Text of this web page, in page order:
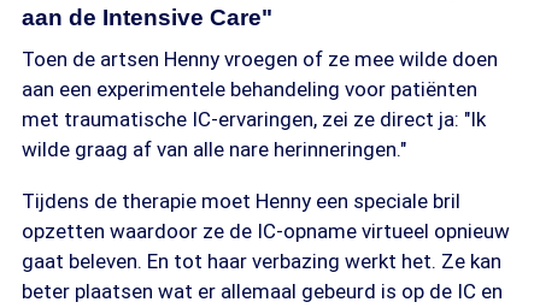
aan de Intensive Care"
Toen de artsen Henny vroegen of ze mee wilde doen
aan een experimentele behandeling voor patiënten
met traumatische IC-ervaringen, zei ze direct ja: "Ik
wilde graag af van alle nare herinneringen."
Tijdens de therapie moet Henny een speciale bril
opzetten waardoor ze de IC-opname virtueel opnieuw
gaat beleven. En tot haar verbazing werkt het. Ze kan
beter plaatsen wat er allemaal gebeurd is op de IC en